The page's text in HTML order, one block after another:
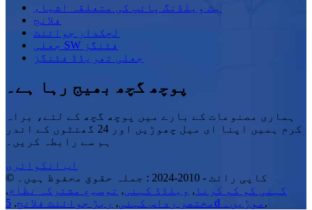
بٹ ویلڈنگ پائپ کی متعلقہ اشیاء
فلانج
لچکدار جوائنٹ
جعلی SW فٹنگز
جعلی تھریڈڈ فٹنگز
پوچھ گچھ بھیج رہا ہے۔
ہماری مصنوعات کے بارے میں پوچھ گچھ کے لئے، براہ
کرم ہمیں اپنا ای میل چھوڑیں اور 24 گھنٹوں کے اندر
ہم سے رابطہ کریں۔
اب انکوائری
© کاپی رائٹ - 2010-2024 : جملہ حقوق محفوظ ہیں۔
کہنی کو کم کرنا , ویلڈڈ کہنی, توسیع مشترکہ نظام,
مختصر رداس کہنی, ربڑ جوائنٹ فلانج, 5d موڑیں۔ ,